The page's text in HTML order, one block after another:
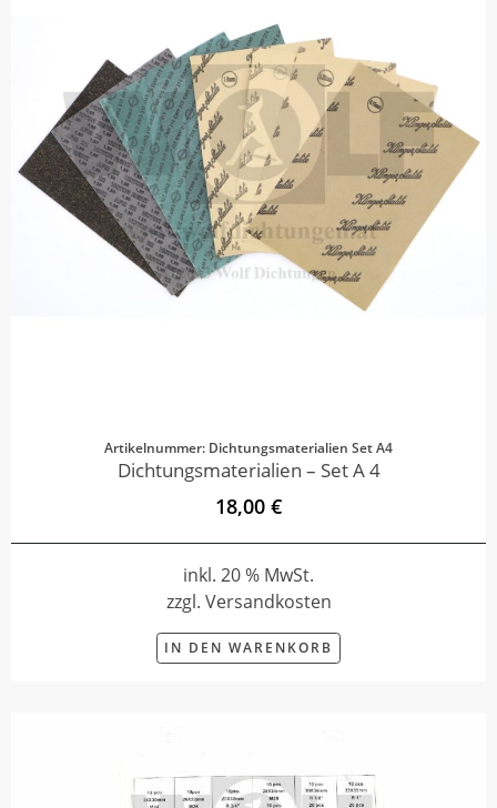
Artikelnummer: Dichtungsmaterialien Set A4
Dichtungsmaterialien – Set A 4
18,00 €
inkl. 20 % MwSt.
zzgl. Versandkosten
IN DEN WARENKORB